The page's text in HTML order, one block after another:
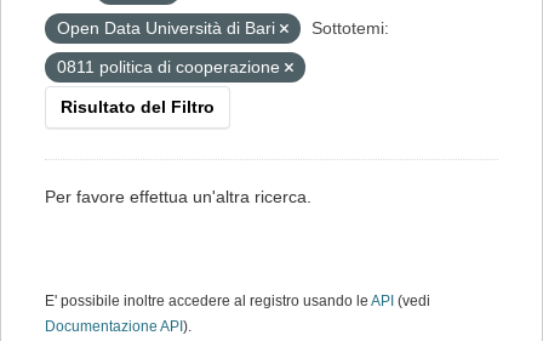
Open Data Università di Bari
Sottotemi:
0811 politica di cooperazione
Risultato del Filtro
Per favore effettua un'altra ricerca.
E' possibile inoltre accedere al registro usando le API (vedi
Documentazione API ).